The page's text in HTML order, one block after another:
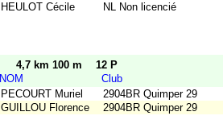
HEULOT Cécile NL Non licencié
4,7 km 100 m
12 P
NOM
Club
PECOURT Muriel
2904BR Quimper 29
GUILLOU Florence 2904BR Quimper 29